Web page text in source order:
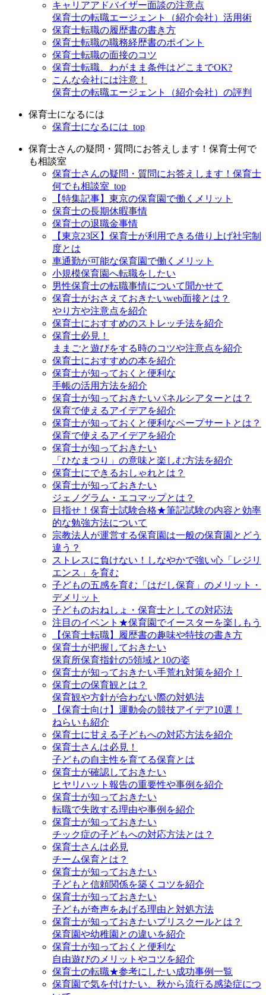
キャリアアドバイザー面談の注意点
保育士の転職エージェント（紹介会社）活用術
保育士転職の履歴書の書き方
保育士転職の職務経歴書のポイント
保育士転職の面接のコツ
保育士転職、わがまま条件はどこまでOK?
こんな会社には注意！
保育士の転職エージェント（紹介会社）の評判
保育士になるには
保育士になるには_top
保育士さんの疑問・質問にお答えします！保育士何で
も相談室
保育士さんの疑問・質問にお答えします！保育士
何でも相談室_top
【特集記事】東京の保育園で働くメリット
保育士の長期休暇事情
保育士の退職金事情
【東京23区】保育士が利用できる借り上げ社宅制
度とは
車通勤が可能な保育園で働くメリット
小規模保育園へ転職をしたい
男性保育士の転職事情について聞かせて
保育士がおさえておきたいweb面接とは？
やり方や注意点を紹介
保育士におすすめのストレッチ法を紹介
保育士必見！
ままごと遊びをする時のコツや注意点を紹介
保育士におすすめの本を紹介
保育士が知っておくと便利な
手帳の活用方法を紹介
保育士が知っておきたいパネルシアターとは？
保育で使えるアイデアを紹介
保育士が知っておくと便利なペープサートとは？
保育で使えるアイデアを紹介
保育士が知っておきたい
「ひなまつり」の意味と楽しむ方法を紹介
保育士にできるおしゃれとは？
保育士が知っておきたい
ジェノグラム・エコマップとは？
目指せ！保育士試験合格★筆記試験の内容と効率
的な勉強方法について
宗教法人が運営する保育園は一般の保育園とどう
違う？
ストレスに負けない！しなやかで強い心「レジリ
エンス」を育む
子どもの五感を育む「はだし保育」のメリット・
デメリット
子どものおねしょ・保育士としての対応法
注目のイベント★保育園でイースターを楽しもう
【保育士転職】履歴書の趣味や特技の書き方
保育士が把握しておきたい
保育所保育指針の5領域と10の姿
保育士が知っておきたい手荒れ対策を紹介！
保育士の保育観とは？
保育観や方針が合わない際の対処法
【保育士向け】運動会の競技アイデア10選！
ねらいも紹介
保育士に甘える子どもへの対応方法を紹介
保育士さんは必見！
子どもの自主性を育てる保育とは
保育士が確認しておきたい
ヒヤリハット報告の重要性や事例を紹介
保育士が知っておきたい
転職で失敗する理由や事例を紹介
保育士が知っておきたい
チック症の子どもへの対応方法とは？
保育士さんは必見
チーム保育とは？
保育士が知っておきたい
子どもと信頼関係を築くコツを紹介
保育士が知っておきたい
子どもが奇声をあげる理由と対処方法
保育士が知っておきたいプリスクールとは？
保育園や幼稚園との違いを紹介
保育士が知っておくと便利な
自由遊びのメリットやコツを紹介
保育士の転職★参考にしたい成功事例一覧
保育園で気を付けたい、秋から流行る感染症につ